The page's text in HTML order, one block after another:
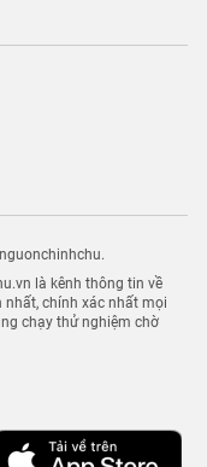
là kênh thông tin về
chính xác nhất mọi
chạy thử nghiệm chờ